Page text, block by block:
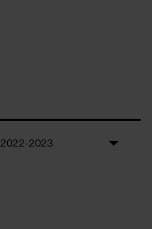
2022-2023